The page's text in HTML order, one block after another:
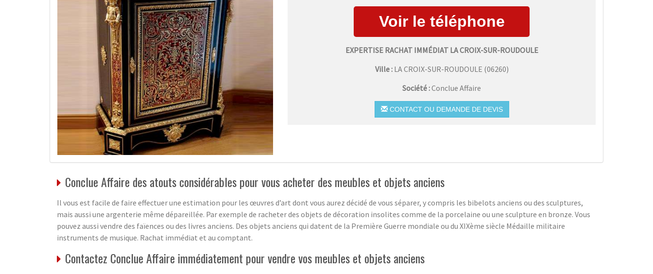
EXPERTISE RACHAT IMMÉDIAT LA CROIX-SUR-ROUDOULE
Ville : LA CROIX-SUR-ROUDOULE (06260)
Société :Conclue Affaire
CONTACT OU DEMANDE DE DEVIS
Conclue Affaire des atouts considérables pour vous acheter des meubles et objets anciens
Il vous est facile de faire effectuer une estimation pour les œuvres d’art dont vous aurez décidé de vous séparer, y compris les bibelots anciens ou des sculptures,
mais aussi une argenterie même dépareillée. Par exemple de racheter des objets de décoration insolites comme de la porcelaine ou une sculpture en bronze. Vous
pouvez aussi vendre des faïences ou des livres anciens. Des objets anciens qui datent de la Première Guerre mondiale ou du XIXème siècle Médaille militaire
instruments de musique. Rachat immédiat et au comptant.
Contactez Conclue Affaire immédiatement pour vendre vos meubles et objets anciens